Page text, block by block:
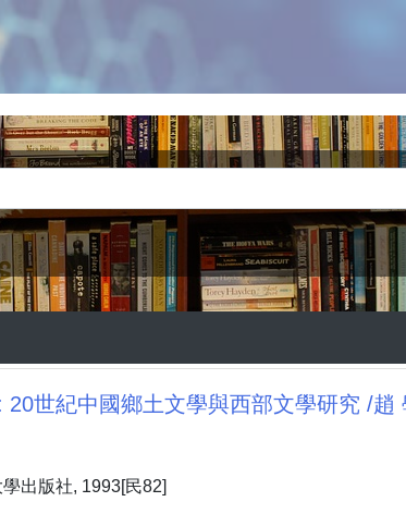
20世紀中國鄉土文學與西部文學研究 /趙
出版社, 1993[民82]